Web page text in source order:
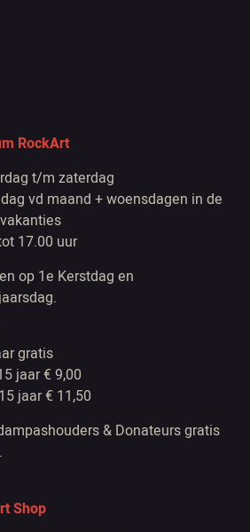
RockArt
t/m zaterdag
vd maand + woensdagen in de
17.00 uur
op 1e Kerstdag en
gratis
jaar € 9,00
jaar € 11,50
& Donateurs gratis
Shop